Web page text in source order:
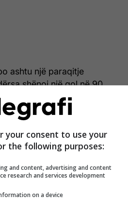
ashtu një paraqitje
shënoi një gol në 90
ëndrrash te Pertroluli
ndërsa luajti për 45
Donat Rrudhanite
your consent to use your
the following purposes:
and content, advertising and content
research and services development
on a device